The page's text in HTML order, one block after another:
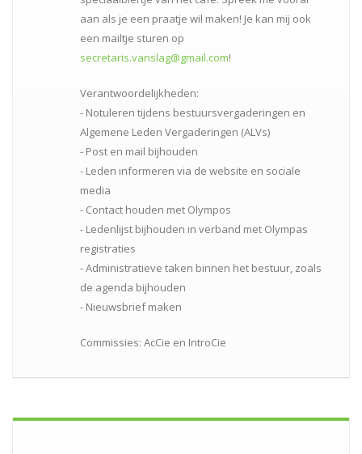
aan als je een praatje wil maken! Je kan mij ook
een mailtje sturen op
secretaris.vanslag@gmail.com!
Verantwoordelijkheden:
- Notuleren tijdens bestuursvergaderingen en
Algemene Leden Vergaderingen (ALVs)
- Post en mail bijhouden
- Leden informeren via de website en sociale
media
- Contact houden met Olympos
- Ledenlijst bijhouden in verband met Olympas
registraties
- Administratieve taken binnen het bestuur, zoals
de agenda bijhouden
- Nieuwsbrief maken
Commissies: AcCie en IntroCie